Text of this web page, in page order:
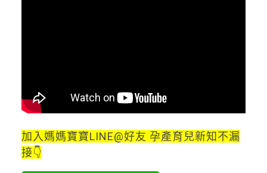
加入媽媽寶寶LINE@好友 孕產育兒新知不漏
接👇